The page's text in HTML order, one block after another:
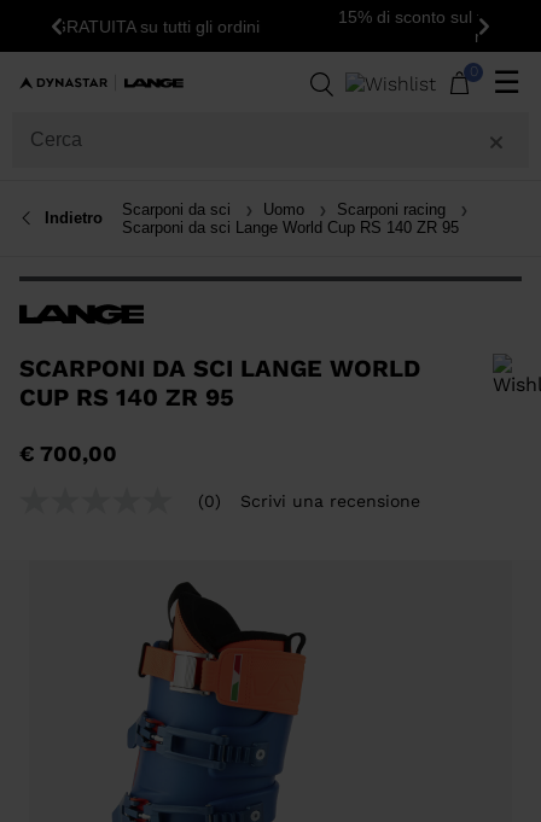
Indietro
15% di sconto sul tuo primo ordine: iscriviti alla
newsletter!
Avanti
0 ☰
Indietro Scarponi da sci Uomo
Scarponi racing
Scarponi da sci Lange World Cup RS 140 ZR 95
SCARPONI DA SCI LANGE WORLD
CUP RS 140 ZR 95
€ 700,00
(0) Scrivi una recensione